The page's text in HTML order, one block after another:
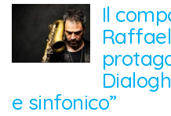
Il
e sinfonico”